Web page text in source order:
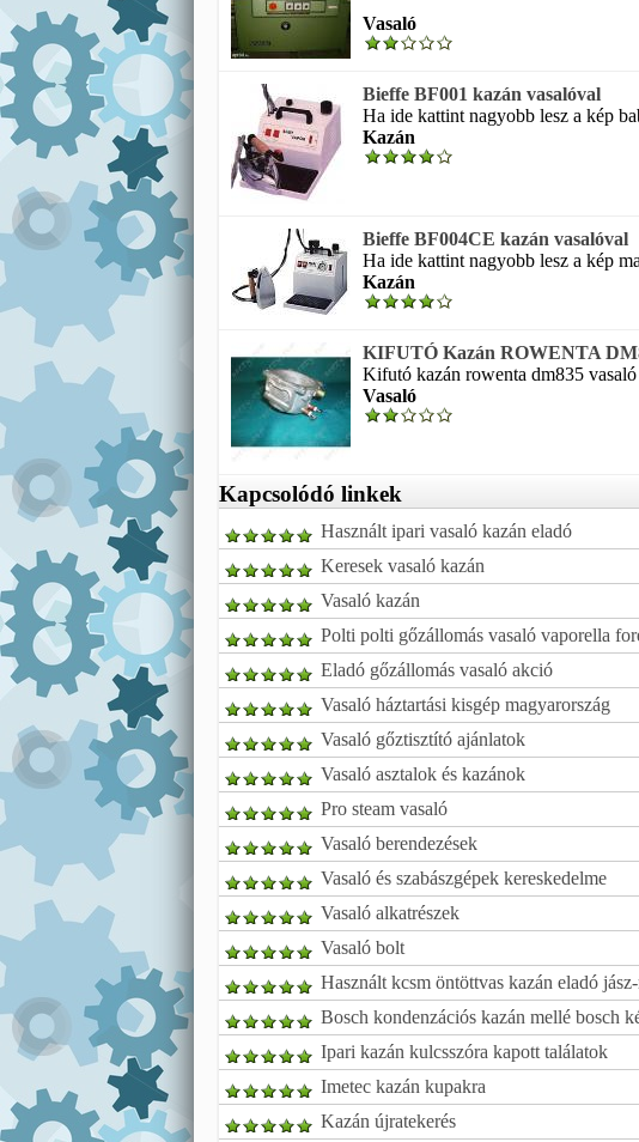
Vasaló
Bieffe BF001 kazán vasalóval
Ha ide kattint nagyobb lesz a kép
Kazán
Bieffe BF004CE kazán vasalóval
Ha ide kattint nagyobb lesz a kép
Kazán
KIFUTÓ Kazán ROWENTA
Kifutó kazán rowenta dm835
Vasaló
Kapcsolódó linkek
Használt ipari vasaló kazán eladó
Keresek vasaló kazán
Vasaló kazán
Polti polti gőzállomás vasaló vaporella
Eladó gőzállomás vasaló akció
Vasaló háztartási kisgép magyarország
Vasaló gőztisztító ajánlatok
Vasaló asztalok és kazánok
Pro steam vasaló
Vasaló berendezések
Vasaló és szabászgépek kereskedelme
Vasaló alkatrészek
Vasaló bolt
Használt kcsm öntöttvas kazán eladó
Bosch kondenzációs kazán mellé bosch
Ipari kazán kulcsszóra kapott találatok
Imetec kazán kupakra
Kazán újratekerés